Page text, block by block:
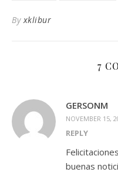
Byxklibur
7
GERSONM
NOVEMBER 15,
REPLY
buenas